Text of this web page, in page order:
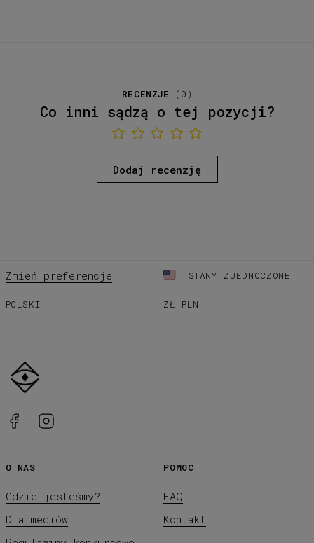
RECENZJE ( 0 )
Co inni sądzą o tej pozycji?
Dodaj recenzję
Zmień preferencje STANY ZJEDNOCZONE
POLSKI ZŁ PLN
O NAS
Gdzie jesteśmy?
Dla mediów
POMOC
FAQ
Kontakt